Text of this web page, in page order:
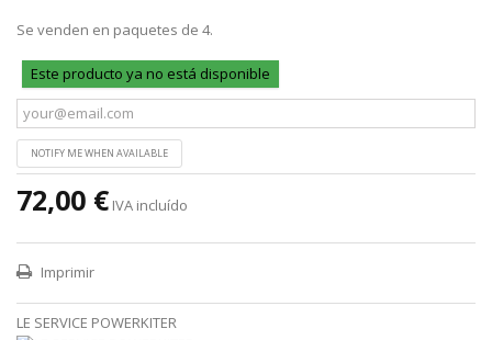
Se venden en paquetes de 4.
Este producto ya no está disponible
NOTIFY ME WHEN AVAILABLE
72,00 € IVA incluído
Imprimir
LE SERVICE POWERKITER